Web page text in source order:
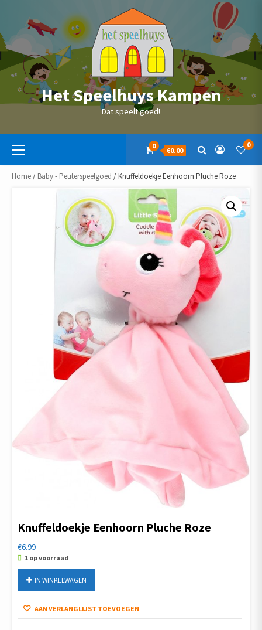
Het Speelhuys Kampen
Dat speelt goed!
Primaire
menu
0
€0.00
0
Home/ Baby - Peuterspeelgoed / Knuffeldoekje Eenhoorn Pluche Roze
Knuffeldoekje Eenhoorn Pluche Roze
€6.99
1 op voorraad
Eenhoorn
Roze
IN WINKELWAGEN
AAN VERLANGLIJST TOEVOEGEN